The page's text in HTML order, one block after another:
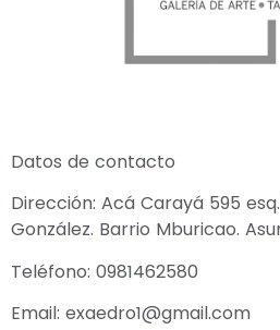
Datos de contacto
Dirección: Acá Carayá 595
González. Barrio Mburicao.
Teléfono: 0981462580
Email: exaedro1@gmail.com